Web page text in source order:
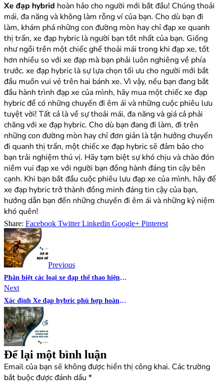
Xe đạp hybrid hoàn hảo cho người mới bắt đầu! Chúng thoải
mái, đa năng và không làm rỗng ví của bạn. Cho dù bạn đi
làm, khám phá những con đường mòn hay chỉ đạp xe quanh
thị trấn, xe đạp hybric là người bạn tốt nhất của bạn. Giống
như ngồi trên một chiếc ghế thoải mái trong khi đạp xe, tốt
hơn nhiều so với xe đạp mà bạn phải luôn nghiêng về phía
trước. xe đạp hybric là sự lựa chọn tối ưu cho người mới bắt
đầu muốn vui vẻ trên hai bánh xe. Vì vậy, nếu bạn đang bắt
đầu hành trình đạp xe của mình, hãy mua một chiếc xe đạp
hybric để có những chuyến đi êm ái và những cuộc phiêu lưu
tuyệt vời! Tất cả là về sự thoải mái, đa năng và giá cả phải
chăng với xe đạp hybric. Cho dù bạn đang đi làm, đi trên
những con đường mòn hay chỉ đơn giản là tận hưởng chuyến
đi quanh thị trấn, một chiếc xe đạp hybric sẽ đảm bảo cho
bạn trải nghiệm thú vị. Hãy tạm biệt sự khó chịu và chào đón
niềm vui đạp xe với người bạn đồng hành đáng tin cậy bên
cạnh. Khi bạn bắt đầu cuộc phiêu lưu đạp xe của mình, hãy để
xe đạp hybric trở thành đồng minh đáng tin cậy của bạn,
hướng dẫn bạn đến những chuyến đi êm ái và những kỷ niệm
khó quên!
Share: Facebook Twitter Linkedin Google+ Pinterest
Điều
hướng
bài
viết
Previous
Phân biệt các loại xe đạp thể thao hiện
nay
Next
Xác định Xe đạp hybric phù hợp hoàn
hảo của bạn
Để lại một bình luận
Email của bạn sẽ không được hiển thị công khai. Các trường
bắt buộc được đánh dấu *